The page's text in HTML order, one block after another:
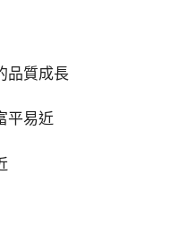
品質成長
平易近